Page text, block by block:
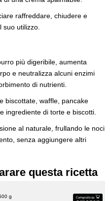
raffreddare, chiudere e
utilizzo.
più digeribile, aumenta
e neutralizza alcuni enzimi
di nutrienti.
biscottate, waffle, pancake
ingrediente di torte e biscotti.
al naturale, frullando le noci
senza aggiungere altri
questa ricetta
g